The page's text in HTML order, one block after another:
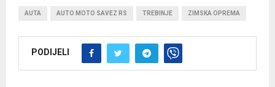
AUTA AUTO MOTO SAVEZ RS TREBINJE ZIMSKA OPREMA
PODIJELI